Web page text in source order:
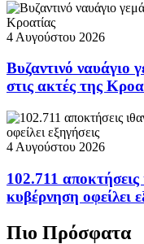
4 Αυγούστου 2026
Βυζαντινό ναυάγιο
στις ακτές της
4 Αυγούστου 2026
102.711
κυβέρνηση οφείλει
Πιο Πρόσφατα